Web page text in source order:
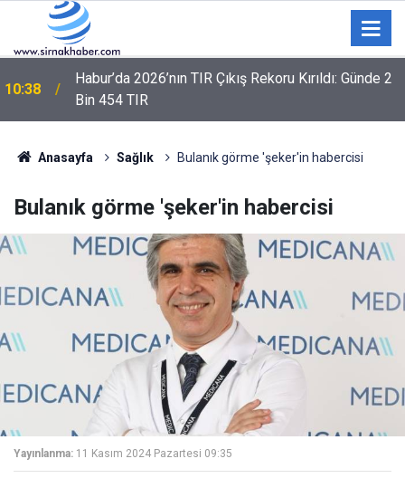
10:26 Namaz kıldığı camide çantası çalındı
Anasayfa Sağlık Bulanık görme 'şeker'in habercisi
Bulanık görme 'şeker'in habercisi
Yayınlanma: 11 Kasım 2024 Pazartesi 09:35